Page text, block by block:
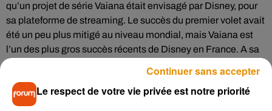
qu’un projet de série Vaiana était envisagé par Disney, pour
sa plateforme de streaming. Le succès du premier volet avait
été un peu plus mitigé au niveau mondial, mais Vaiana est
l’un des plus gros succès récents de Disney en France. A sa
les salles obscures, plus que La Reine des neiges, film sorti 3
ans plus tôt.Le respect de votre vie privée est notre priorité
Continuer sans accepter